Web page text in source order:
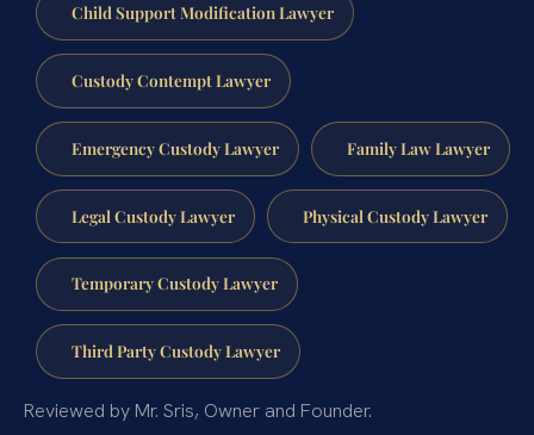
Child Support Modification Lawyer
Custody Contempt Lawyer
Emergency Custody Lawyer Family Law Lawyer
Legal Custody Lawyer Physical Custody Lawyer
Temporary Custody Lawyer
Third Party Custody Lawyer
Reviewed by Mr. Sris, Owner and Founder.